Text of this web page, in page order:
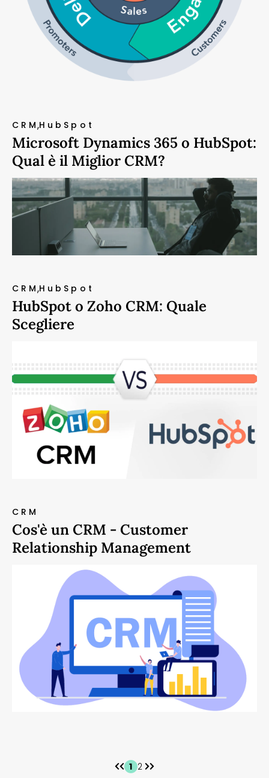
CRMHubSpot
Microsoft Dynamics 365 o HubSpot:
Qual è il Miglior CRM?
CRMHubSpot
HubSpot o Zoho CRM: Quale
Scegliere
CRM
Cos'è un CRM - Customer
Relationship Management
1 2